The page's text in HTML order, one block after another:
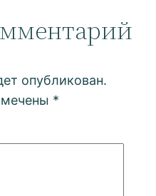
опубликован.
*